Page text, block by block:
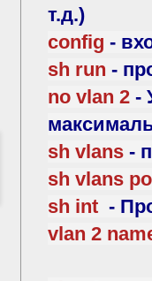
т.д.)
config -
sh run -
no vlan 2 -
sh vlans -
sh vlans
sh int -
vlan 2